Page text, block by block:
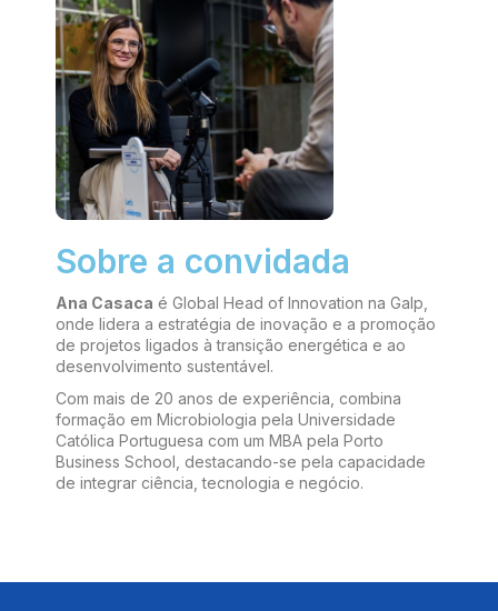
Sobre a convidada
Ana Casaca é Global Head of Innovation na Galp
onde lidera a estratégia de inovação e a promoção
de projetos ligados à transição energética e ao
desenvolvimento sustentável.
Com mais de 20 anos de experiência, combina
formação em Microbiologia pela Universidade
Católica Portuguesa com um MBA pela Porto
Business School , destacando-se pela capacidade
de integrar ciência, tecnologia e negócio.